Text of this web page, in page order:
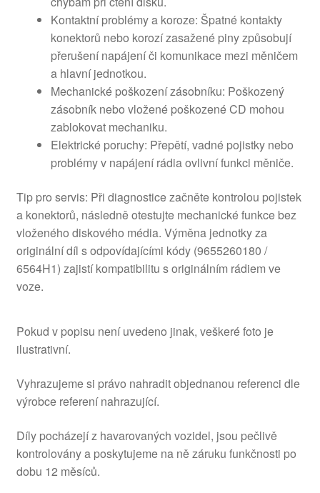
Kontaktní problémy a koroze: Špatné kontakty
konektorů nebo korozí zasažené piny způsobují
přerušení napájení či komunikace mezi měničem
a hlavní jednotkou.
Mechanické poškození zásobníku: Poškozený
zásobník nebo vložené poškozené CD mohou
zablokovat mechaniku.
Elektrické poruchy: Přepětí, vadné pojistky nebo
problémy v napájení rádia ovlivní funkci měniče.
Tip pro servis: Při diagnostice začněte kontrolou pojistek
a konektorů, následně otestujte mechanické funkce bez
vloženého diskového média. Výměna jednotky za
originální díl s odpovídajícími kódy (9655260180 /
6564H1) zajistí kompatibilitu s originálním rádiem ve
voze.
Pokud v popisu není uvedeno jinak, veškeré foto je
ilustrativní.
Vyhrazujeme si právo nahradit objednanou referenci dle
výrobce referení nahrazující.
Díly pocházejí z havarovaných vozidel, jsou pečlivě
kontrolovány a poskytujeme na ně záruku funkčnosti po
dobu 12 měsíců.